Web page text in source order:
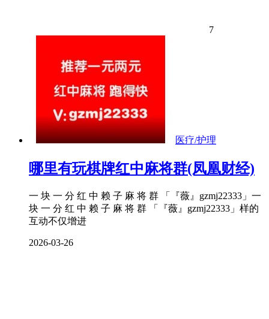
7
医疗/护理
哪里有玩棋牌红中麻将群(凤凰财经)
一 块 一 分 红 中 赖 子 麻 将 群 「『薇』gzmj22333」一
块 一 分 红 中 赖 子 麻 将 群 「『薇』gzmj22333」样的
互动不仅增进
2026-03-26